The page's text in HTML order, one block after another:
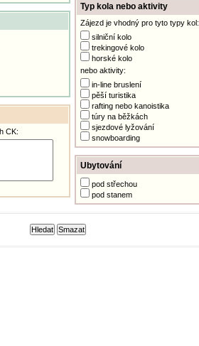
CK:
Typ kola nebo aktivity
Zájezd je vhodný pro tyto typy kol:
silniční kolo
trekingové kolo
horské kolo
nebo aktivity:
in-line bruslení
pěší turistika
rafting nebo kanoistika
túry na běžkách
sjezdové lyžování
snowboarding
Ubytování
pod střechou
pod stanem